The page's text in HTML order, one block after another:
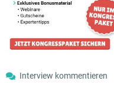
Interview kommentieren